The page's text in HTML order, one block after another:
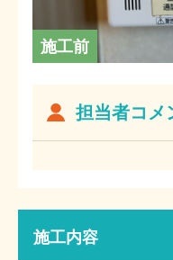
施工前
担当者コメ
施工内容